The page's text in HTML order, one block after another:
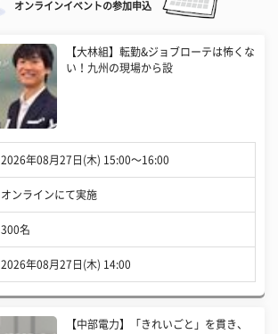
オンラインイベントの参加申込
【大林組】転勤&ジョブローテは怖くな
い！九州の現場から設
2026年08月27日(木) 15:00〜16:00
オンラインにて実施
300名
2026年08月27日(木) 14:00
【中部電力】「きれいごと」を貫き、